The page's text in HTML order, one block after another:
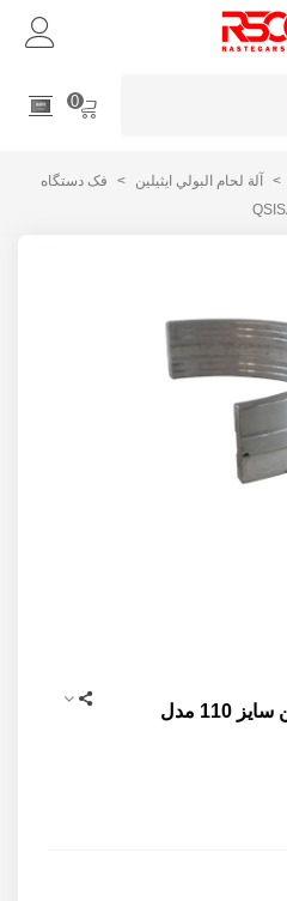
0
> آلة لحام البولي ايثيلين >
فک دستگاه
فک دستگاه جوش پلی اتیلن سایز 110 مدل